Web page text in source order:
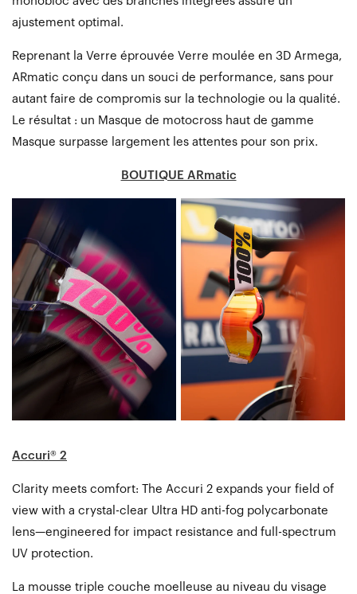
ajustement optimal.
Reprenant la Verre éprouvée Verre moulée en 3D Armega,
ARmatic conçu dans un souci de performance, sans pour
autant faire de compromis sur la technologie ou la qualité.
Le résultat : un Masque de motocross haut de gamme
Masque surpasse largement les attentes pour son prix.
BOUTIQUE ARmatic
Accuri® 2
Clarity meets comfort: The Accuri 2 expands your field of
view with a crystal-clear Ultra HD anti-fog polycarbonate
lens—engineered for impact resistance and full-spectrum
UV protection.
La mousse triple couche moelleuse au niveau du visage